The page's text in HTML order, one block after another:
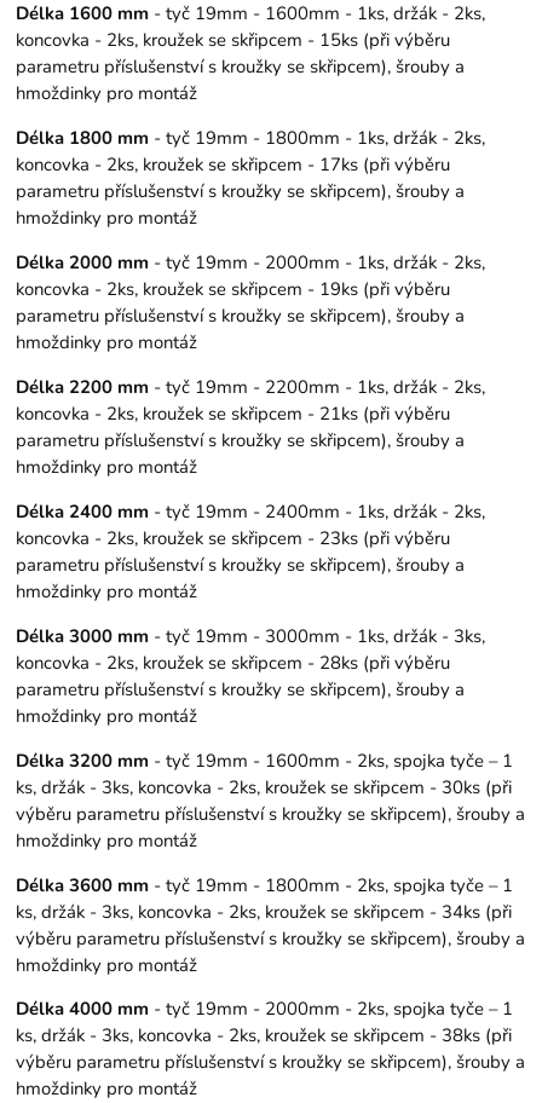
Délka 1600 mm - tyč 19mm - 1600mm - 1ks, držák - 2ks,
koncovka - 2ks, kroužek se skřipcem - 15ks (při výběru
parametru příslušenství s kroužky se skřipcem), šrouby a
hmoždinky pro montáž
Délka 1800 mm - tyč 19mm - 1800mm - 1ks, držák - 2ks,
koncovka - 2ks, kroužek se skřipcem - 17ks (při výběru
parametru příslušenství s kroužky se skřipcem), šrouby a
hmoždinky pro montáž
Délka 2000 mm - tyč 19mm - 2000mm - 1ks, držák - 2ks,
koncovka - 2ks, kroužek se skřipcem - 19ks (při výběru
parametru příslušenství s kroužky se skřipcem), šrouby a
hmoždinky pro montáž
Délka 2200 mm - tyč 19mm - 2200mm - 1ks, držák - 2ks,
koncovka - 2ks, kroužek se skřipcem - 21ks (při výběru
parametru příslušenství s kroužky se skřipcem), šrouby a
hmoždinky pro montáž
Délka 2400 mm - tyč 19mm - 2400mm - 1ks, držák - 2ks,
koncovka - 2ks, kroužek se skřipcem - 23ks (při výběru
parametru příslušenství s kroužky se skřipcem), šrouby a
hmoždinky pro montáž
Délka 3000 mm - tyč 19mm - 3000mm - 1ks, držák - 3ks,
koncovka - 2ks, kroužek se skřipcem - 28ks (při výběru
parametru příslušenství s kroužky se skřipcem), šrouby a
hmoždinky pro montáž
Délka 3200 mm - tyč 19mm - 1600mm - 2ks, spojka tyče – 1
ks, držák - 3ks, koncovka - 2ks, kroužek se skřipcem - 30ks (při
výběru parametru příslušenství s kroužky se skřipcem), šrouby a
hmoždinky pro montáž
Délka 3600 mm - tyč 19mm - 1800mm - 2ks, spojka tyče – 1
ks, držák - 3ks, koncovka - 2ks, kroužek se skřipcem - 34ks (při
výběru parametru příslušenství s kroužky se skřipcem), šrouby a
hmoždinky pro montáž
Délka 4000 mm - tyč 19mm - 2000mm - 2ks, spojka tyče – 1
ks, držák - 3ks, koncovka - 2ks, kroužek se skřipcem - 38ks (při
výběru parametru příslušenství s kroužky se skřipcem), šrouby a
hmoždinky pro montáž